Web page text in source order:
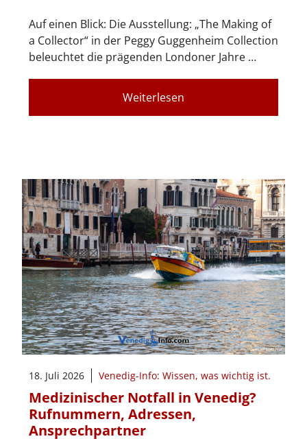
Auf einen Blick: Die Ausstellung: „The Making of
a Collector“ in der Peggy Guggenheim Collection
beleuchtet die prägenden Londoner Jahre …
Weiterlesen
18. Juli 2026 Venedig-Info: Wissen, was wichtig ist.
Medizinischer Notfall in Venedig?
Rufnummern, Adressen,
Ansprechpartner